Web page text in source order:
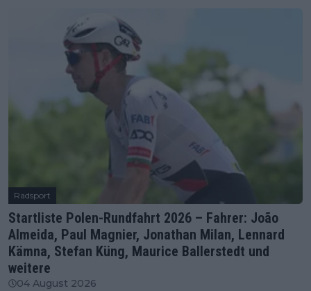
Radsport
Startliste Polen-Rundfahrt 2026 – Fahrer: João
Almeida, Paul Magnier, Jonathan Milan, Lennard
Kämna, Stefan Küng, Maurice Ballerstedt und
weitere
04 August 2026